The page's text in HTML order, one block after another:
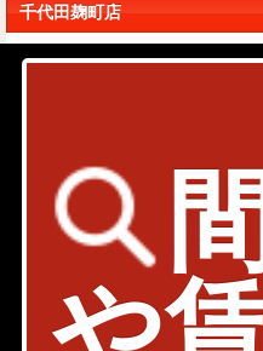
千代田麹町店
〒102 - 0082
03-6261-
検討リストを見る